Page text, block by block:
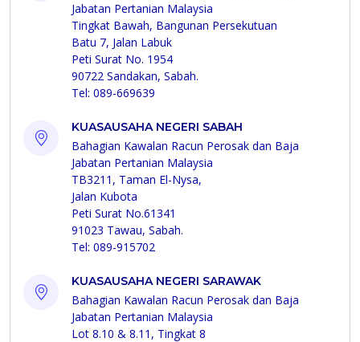
Jabatan Pertanian Malaysia
Tingkat Bawah, Bangunan Persekutuan
Batu 7, Jalan Labuk
Peti Surat No. 1954
90722 Sandakan, Sabah.
Tel: 089-669639
KUASAUSAHA NEGERI SABAH
Bahagian Kawalan Racun Perosak dan Baja
Jabatan Pertanian Malaysia
TB3211, Taman El-Nysa,
Jalan Kubota
Peti Surat No.61341
91023 Tawau, Sabah.
Tel: 089-915702
KUASAUSAHA NEGERI SARAWAK
Bahagian Kawalan Racun Perosak dan Baja
Jabatan Pertanian Malaysia
Lot 8.10 & 8.11, Tingkat 8